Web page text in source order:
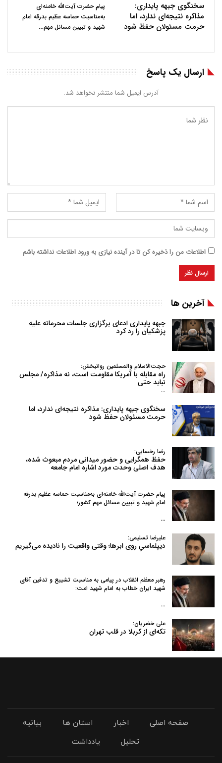
سخنگوی جبهه پایداری:
مذاکره نتیجه‌ای ندارد، اما
حرمت مسئولان حفظ شود
پیام حضرت آیت‌الله خامنه‌ای
به‌مناسبت حماسه عظیم بدرقه امام
شهید و تبیین مسائل مهم…
ارسال یک پاسخ
آدرس ایمیل شما منتشر نخواهد شد.
اطلاعات من را ذخیره کن تا در آینده نیازی به ورود اطلاعات نداشته باشم
آخرین ها
جبهه پایداری ادعای برگزاری جلسات محرمانه علیه
پزشکیان را رد کرد
حجت‌الاسلام والمسلمین روانبخش:
راه مقابله با آمریکا مقاومت است، نه مذاکره/ مجلس
نباید حتی
…
سخنگوی جبهه پایداری: مذاکره نتیجه‌ای ندارد، اما
حرمت مسئولان حفظ شود
رضا رخسایی:
حفظ همگرایی و حضور میدانی مردم مبعوث شده،
هدف اصلی وحدت مورد اشاره امام جامعه
پیام حضرت آیت‌الله خامنه‌ای به‌مناسبت حماسه عظیم بدرقه
امام شهید و تبیین مسائل مهم کشور؛
…
علیرضا تسلیمی:
دیپلماسیِ روی ابرها؛ وقتی واقعیت را نادیده می‌گیریم
رهبر معظم انقلاب در پیامی به‌ مناسبت تشییع و تدفین آقای
شهید ایران خطاب به امام شهید امت:
…
علی خضریان:
تکه‌ای از کربلا در قلب تهران
صفحه اصلی اخبار استان ها
بیانیه
تحلیل
یادداشت